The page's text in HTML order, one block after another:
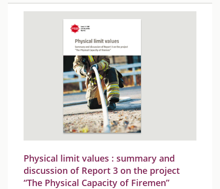
Physical limit values : summary and
discussion of Report 3 on the project
“The Physical Capacity of Firemen”